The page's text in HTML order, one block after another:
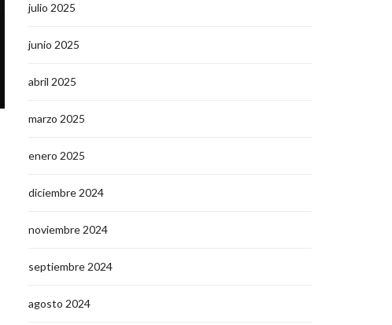
julio 2025
junio 2025
abril 2025
marzo 2025
enero 2025
diciembre 2024
noviembre 2024
septiembre 2024
agosto 2024